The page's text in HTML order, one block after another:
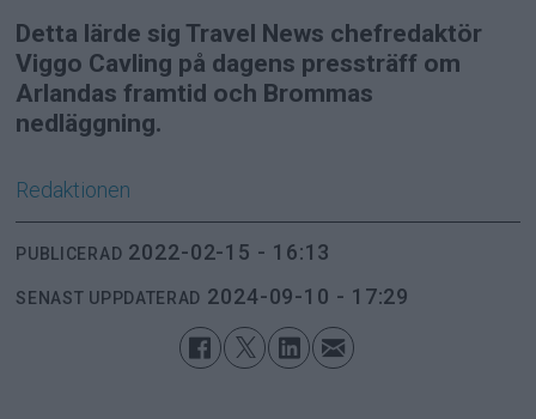
Detta lärde sig Travel News chefredaktör
Viggo Cavling på dagens pressträff om
Arlandas framtid och Brommas
nedläggning.
Redaktionen
PUBLICERAD 2022-02-15 - 16:13
SENAST UPPDATERAD 2024-09-10 - 17:29